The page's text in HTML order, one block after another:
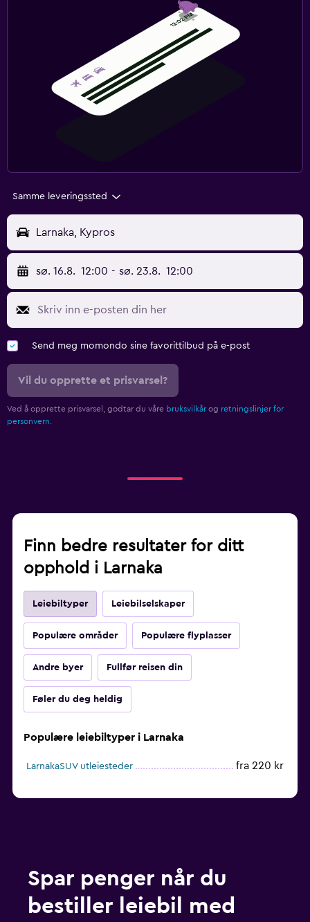
Samme leveringssted
Larnaka, Kypros
sø. 16.8. 12:00 - sø. 23.8. 12:00
Send meg momondo sine favorittilbud på e-post
Vil du opprette et prisvarsel?
Ved å opprette prisvarsel, godtar du våre bruksvilkår og retningslinjer for
personvern.
Finn bedre resultater for ditt
opphold i Larnaka
Leiebiltyper Leiebilselskaper
Populære områder Populære flyplasser
Andre byer Fullfør reisen din
Føler du deg heldig
Populære leiebiltyper i Larnaka
LarnakaSUV utleiesteder fra 220 kr
Spar penger når du
bestiller leiebil med